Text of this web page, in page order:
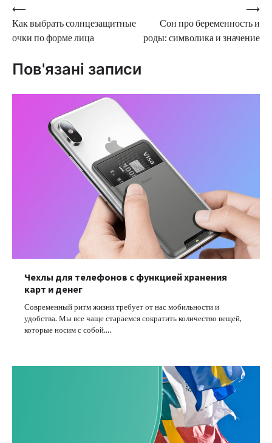
Навігація
записів
⟵
Как выбрать солнцезащитные
очки по форме лица
Сон про беременность и
роды: символика и значение
⟶
Пов'язані записи
Чехлы для телефонов с функцией хранения
карт и денег
Современный ритм жизни требует от нас мобильности и
удобства. Мы все чаще стараемся сократить количество вещей,
которые носим с собой.…